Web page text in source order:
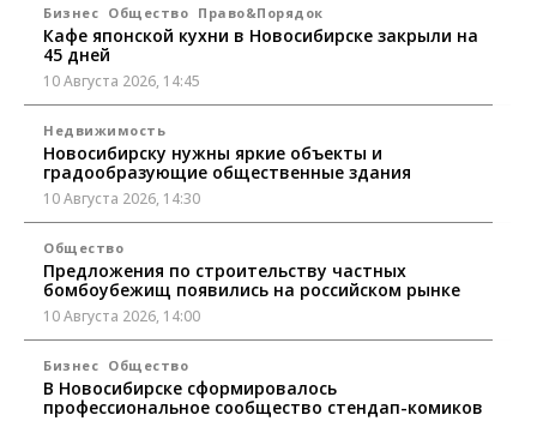
Бизнес Общество Право&Порядок
Кафе японской кухни в Новосибирске закрыли на
45 дней
10 Августа 2026, 14:45
Недвижимость
Новосибирску нужны яркие объекты и
градообразующие общественные здания
10 Августа 2026, 14:30
Общество
Предложения по строительству частных
бомбоубежищ появились на российском рынке
10 Августа 2026, 14:00
Бизнес Общество
В Новосибирске сформировалось
профессиональное сообщество стендап-комиков